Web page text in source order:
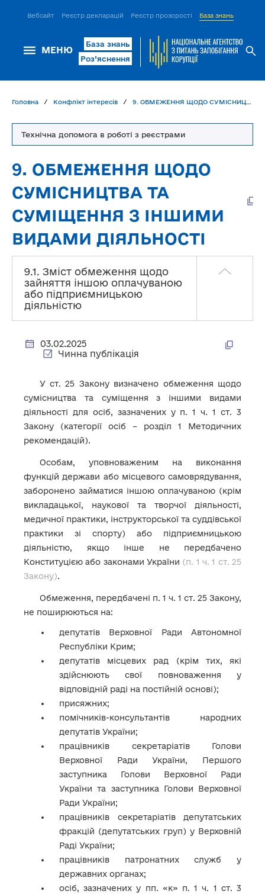
Вебсайт Реєстр декларацій Реєстр прозорості База знань
МЕНЮ
База знань
Роз’яснення
Головна Конфлікт інтересів
Технічна допомога в роботі з реєстрами
9. ОБМЕЖЕННЯ ЩОДО
СУМІСНИЦТВА ТА
СУМІЩЕННЯ З ІНШИМИ
ВИДАМИ ДІЯЛЬНОСТІ
9.1. Зміст обмеження щодо
зайняття іншою оплачуваною
або підприємницькою
діяльністю
03.02.2025
Чинна публікація
У ст. 25 Закону визначено обмеження щодо
сумісництва та суміщення з іншими видами
діяльності для осіб, зазначених у п. 1 ч. 1 ст. 3
Закону (категорії осіб – розділ 1 Методичних
рекомендацій).
Особам, уповноваженим на виконання
функцій держави або місцевого самоврядування,
заборонено займатися іншою оплачуваною (крім
викладацької, наукової та творчої діяльності,
медичної практики, інструкторської та суддівської
практики зі спорту) або підприємницькою
діяльністю, якщо інше не передбачено
Конституцією або законами України (п. 1 ч. 1 ст. 25
Закону).
Обмеження, передбачені п. 1 ч. 1 ст. 25 Закону,
не поширюються на:
депутатів Верховної Ради Автономної
Республіки Крим;
депутатів місцевих рад (крім тих, які
здійснюють свої повноваження у
відповідній раді на постійній основі);
присяжних;
помічників-консультантів народних
депутатів України;
працівників секретаріатів Голови
Верховної Ради України, Першого
заступника Голови Верховної Ради
України та заступника Голови Верховної
Ради України;
працівників секретаріатів депутатських
фракцій (депутатських груп) у Верховній
Раді України;
працівників патронатних служб у
державних органах;
осіб, зазначених у пп. «к» п. 1 ч. 1 ст. 3